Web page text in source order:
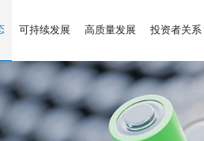
可持续发展 高质量发展 投资者关系